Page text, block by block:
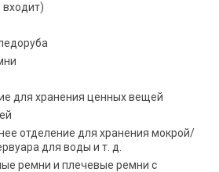
входит)
для хранения ценных вещей
отделение для хранения мокрой/
для воды и т. д.
ремни и плечевые ремни с